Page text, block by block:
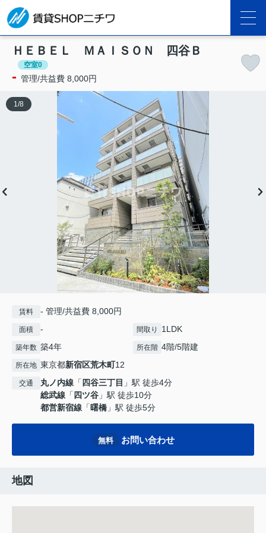
ＨＥＢＥＬ ＭＡＩＳＯＮ 四谷Ｂ
空室0
- 管理/共益費 8,000円
1 /8
賃料 - 管理/共益費 8,000円
面積 - 間取り 1LDK
築年数 築4年 所在階 4階/5階建
所在地 東京都新宿区荒木町12
交通 丸ノ内線 「 四谷三丁目 」駅 徒歩4分
総武線 「 四ツ谷 」駅 徒歩10分
都営新宿線 「曙橋 」駅 徒歩5分
無料 お問い合わせ
地図